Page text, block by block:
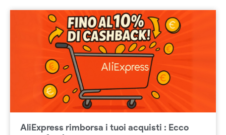
AliExpress rimborsa i tuoi acquisti : Ecco